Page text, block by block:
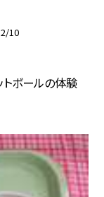
10
トボールの体験